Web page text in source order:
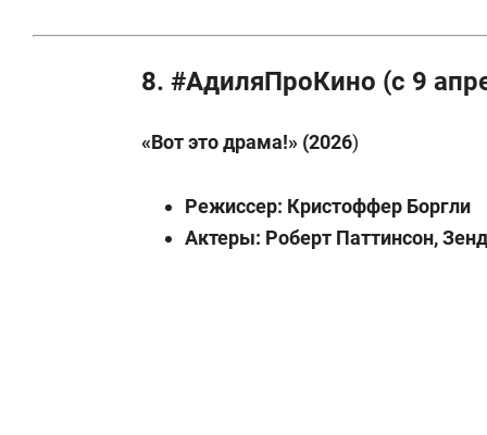
8. #АдиляПроКино (с 9
«Вот это драма!» (2026)
Режиссер: Кристоффер Боргли
Актеры: Роберт Паттинсон,